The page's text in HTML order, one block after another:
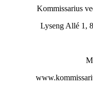
Kommissarius
Lyseng Allé 1,